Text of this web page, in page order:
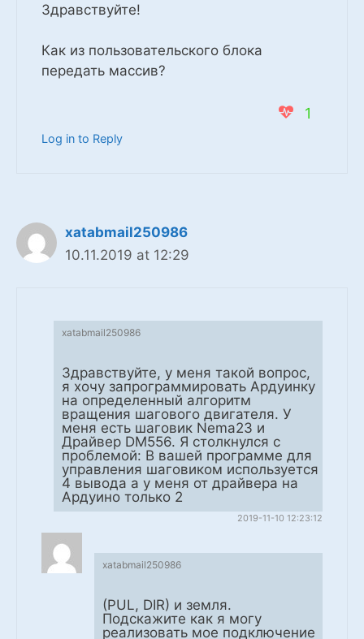
Здравствуйте!
Как из пользовательского блока
передать массив?
1
Log in to Reply
xatabmail250986
10.11.2019 at 12:29
xatabmail250986
Здравствуйте, у меня такой вопрос,
я хочу запрограммировать Ардуинку
на определенный алгоритм
вращения шагового двигателя. У
меня есть шаговик Nema23 и
Драйвер DM556. Я столкнулся с
проблемой: В вашей программе для
управления шаговиком используется
4 вывода а у меня от драйвера на
Ардуино только 2
2019-11-10 12:23:12
xatabmail250986
(PUL, DIR) и земля.
Подскажите как я могу
реализовать мое подключение